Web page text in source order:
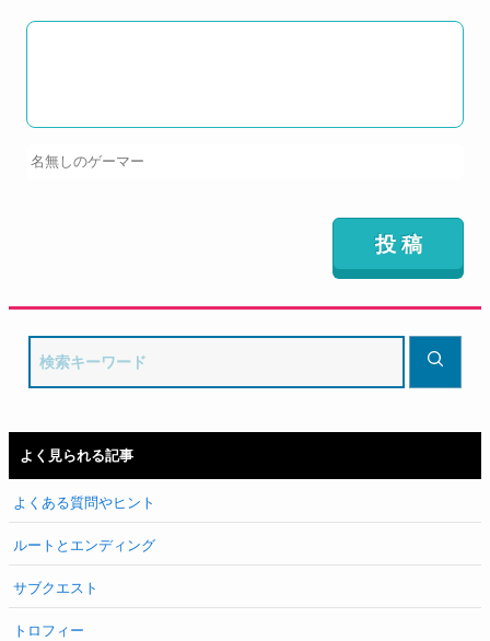
よく見られる記事
よくある質問やヒント
ルートとエンディング
サブクエスト
トロフィー